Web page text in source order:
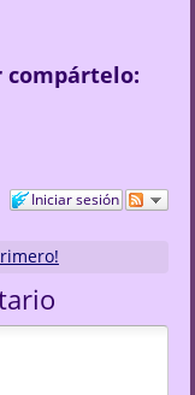
compártelo:
Iniciar sesión